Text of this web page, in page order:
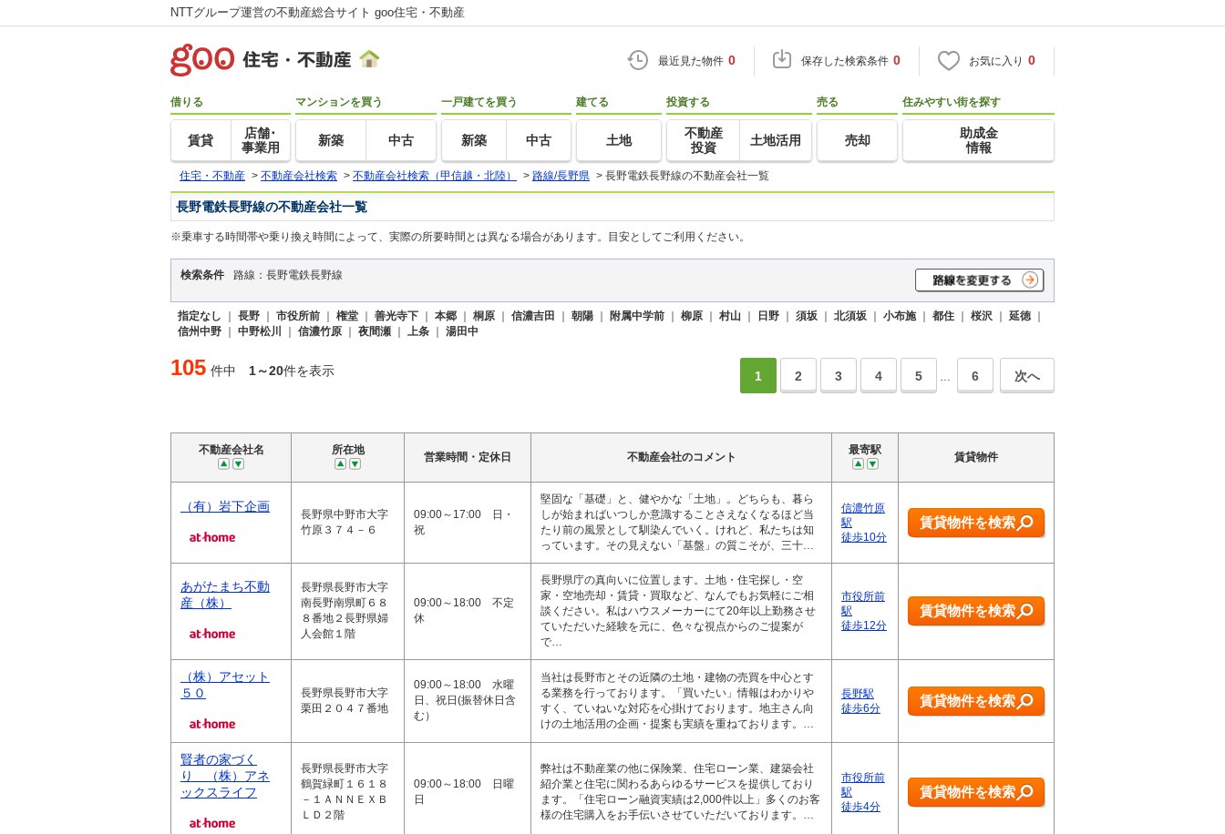
NTTグループ運営の不動産総合サイト goo住宅・不動産
最近見た物件 0 保存した検索条件 0 お気に入り 0
借りる
賃貸
店舗･
事業用
マンションを買う
新築 中古
一戸建てを買う
新築 中古
建てる
土地
投資する
不動産
投資
土地活用
売る
売却
住みやすい街を探す
助成金
情報
住宅・不動産 > 不動産会社検索 > 不動産会社検索（甲信越・北陸） > 路線/長野県 > 長野電鉄長野線の不動産会社一覧
長野電鉄長野線の不動産会社一覧
※乗車する時間帯や乗り換え時間によって、実際の所要時間とは異なる場合があります。目安としてご利用ください。
検索条件 路線：長野電鉄長野線
指定なし ｜ 長野 ｜ 市役所前 ｜ 権堂 ｜ 善光寺下 ｜ 本郷 ｜ 桐原 ｜ 信濃吉田 ｜ 朝陽 ｜ 附属中学前 ｜ 柳原 ｜ 村山 ｜ 日野 ｜ 須坂 ｜ 北須坂 ｜ 小布施 ｜ 都住 ｜ 桜沢 ｜ 延徳 ｜
信州中野 ｜ 中野松川 ｜ 信濃竹原 ｜ 夜間瀬 ｜ 上条 ｜ 湯田中
105 件中 1～20件を表示 1 2 3 4 5 … 6 次へ
不動産会社名 所在地
営業時間・定休日 不動産会社のコメント
最寄駅
賃貸物件
（有）岩下企画
長野県中野市大字
竹原３７４－６
09:00～17:00 日・
祝
堅固な「基礎」と、健やかな「土地」。どちらも、暮ら
しが始まればいつしか意識することさえなくなるほど当
たり前の風景として馴染んでいく。けれど、私たちは知
っています。その見えない「基盤」の質こそが、三十…
信濃竹原
駅
徒歩10分
賃貸物件を検索
あがたまち不動
産（株）
長野県長野市大字
南長野南県町６８
８番地２長野県婦
人会館１階
09:00～18:00 不定
休
長野県庁の真向いに位置します。土地・住宅探し・空
家・空地売却・賃貸・買取など、なんでもお気軽にご相
談ください。私はハウスメーカーにて20年以上勤務させ
ていただいた経験を元に、色々な視点からのご提案が
で…
市役所前
駅
徒歩12分
賃貸物件を検索
（株）アセット
５０
長野県長野市大字
栗田２０４７番地
09:00～18:00 水曜
日、祝日(振替休日含
む）
当社は長野市とその近隣の土地・建物の売買を中心とす
る業務を行っております。「買いたい」情報はわかりや
すく、ていねいな対応を心掛けております。地主さん向
けの土地活用の企画・提案も実績を重ねております。…
長野駅
徒歩6分
賃貸物件を検索
賢者の家づく
り （株）アネ
ックスライフ
長野県長野市大字
鶴賀緑町１６１８
－１ＡＮＮＥＸＢ
ＬＤ２階
09:00～18:00 日曜
日
弊社は不動産業の他に保険業、住宅ローン業、建築会社
紹介業と住宅に関わるあらゆるサービスを提供しており
ます。「住宅ローン融資実績は2,000件以上」多くのお客
様の住宅購入をお手伝いさせていただいております。…
市役所前
駅
徒歩4分
賃貸物件を検索